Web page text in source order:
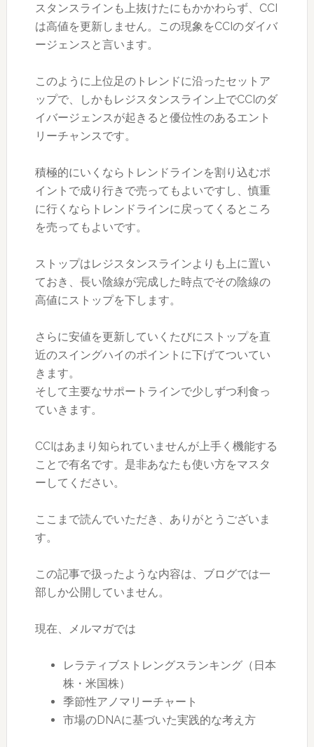
スタンスラインも上抜けたにもかかわらず、CCI
は高値を更新しません。この現象をCCIのダイバ
ージェンスと言います。
このように上位足のトレンドに沿ったセットア
ップで、しかもレジスタンスライン上でCCIのダ
イバージェンスが起きると優位性のあるエント
リーチャンスです。
積極的にいくならトレンドラインを割り込むポ
イントで成り行きで売ってもよいですし、慎重
に行くならトレンドラインに戻ってくるところ
を売ってもよいです。
ストップはレジスタンスラインよりも上に置い
ておき、長い陰線が完成した時点でその陰線の
高値にストップを下します。
さらに安値を更新していくたびにストップを直
近のスイングハイのポイントに下げてついてい
きます。
そして主要なサポートラインで少しずつ利食っ
ていきます。
CCIはあまり知られていませんが上手く機能する
ことで有名です。是非あなたも使い方をマスタ
ーしてください。
ここまで読んでいただき、ありがとうございま
す。
この記事で扱ったような内容は、ブログでは一
部しか公開していません。
現在、メルマガでは
レラティブストレングスランキング（日本
株・米国株）
季節性アノマリーチャート
市場のDNAに基づいた実践的な考え方